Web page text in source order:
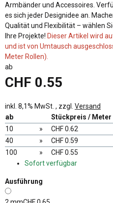
Armbänder und Accessoires.
es sich jeder Designidee an.
Qualität und Flexibilität – wählen
Ihre Projekte! Dieser Artikel wird
und ist von Umtausch
Meter Rollen).
ab
CHF 0.55
inkl. 8,1% MwSt. , zzgl. Versand
ab
Stückpreis / Meter
10
»
CHF 0.62
40
»
CHF 0.59
100
»
CHF 0.55
Sofort verfügbar
Ausführung